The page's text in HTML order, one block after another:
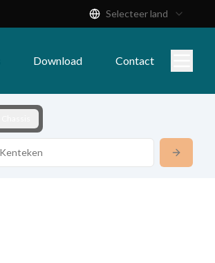
Selecteer land
Download Contact